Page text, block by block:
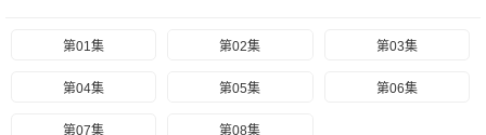
第01集 第02集 第03集
第04集 第05集 第06集
第07集 第08集